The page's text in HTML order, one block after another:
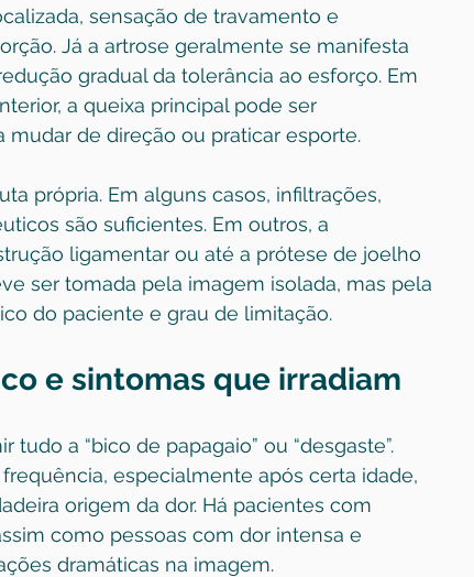
sensação de travamento e
Já a artrose geralmente se manifesta
gradual da tolerância ao esforço. Em
a queixa principal pode ser
mudar de direção ou praticar esporte.
própria. Em alguns casos, infiltrações,
são suficientes. Em outros, a
ligamentar ou até a prótese de joelho
ser tomada pela imagem isolada, mas pela
do paciente e grau de limitação.
e sintomas que irradiam
a “bico de papagaio” ou “desgaste”.
especialmente após certa idade,
origem da dor. Há pacientes com
como pessoas com dor intensa e
dramáticas na imagem.